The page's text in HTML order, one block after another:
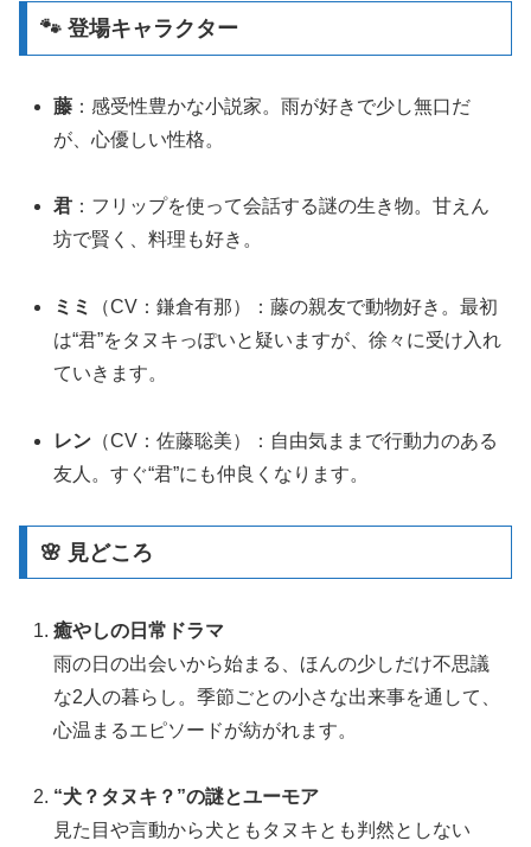
🐾 登場キャラクター
藤 ：感受性豊かな小説家。雨が好きで少し無口だ
が、心優しい性格。
君 ：フリップを使って会話する謎の生き物。甘えん
坊で賢く、料理も好き 。
ミミ
（CV：鎌倉有那）：藤の親友で動物好き。最初
は“君”をタヌキっぽいと疑いますが、徐々に受け入れ
ていきます。
レン （CV：佐藤聡美）：自由気ままで行動力のある
友人。すぐ“君”にも仲良くなります。
🌸 見どころ
癒やしの日常ドラマ
雨の日の出会いから始まる、ほんの少しだけ不思議
な2人の暮らし。季節ごとの小さな出来事を通して、
心温まるエピソードが紡がれます。
“犬？タヌキ？”の謎とユーモア
見た目や言動から犬ともタヌキとも判然としない